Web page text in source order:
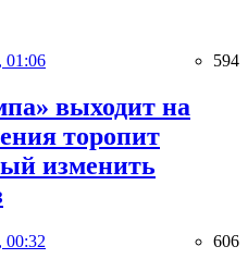
01:06 594
выходит на
торопит
изменить
00:32 606